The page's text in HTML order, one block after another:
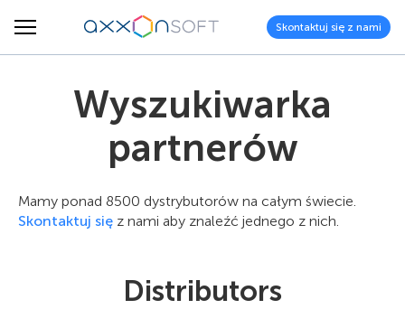
Skontaktuj się z nami
Wyszukiwarka
partnerów
Mamy ponad 8500 dystrybutorów na całym świecie.
Skontaktuj się z nami aby znaleźć jednego z nich.
Distributors